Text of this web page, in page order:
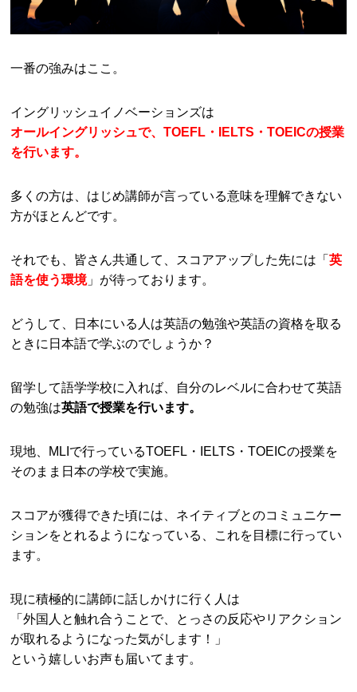
一番の強みはここ。
イングリッシュイノベーションズは
オールイングリッシュで、TOEFL・IELTS・TOEICの授業
を行います。
多くの方は、はじめ講師が言っている意味を理解できない
方がほとんどです。
それでも、皆さん共通して、スコアアップした先には「英
語を使う環境」が待っております。
どうして、日本にいる人は英語の勉強や英語の資格を取る
ときに日本語で学ぶのでしょうか？
留学して語学学校に入れば、自分のレベルに合わせて英語
の勉強は英語で授業を行います。
現地、MLIで行っているTOEFL・IELTS・TOEICの授業を
そのまま日本の学校で実施。
スコアが獲得できた頃には、ネイティブとのコミュニケー
ションをとれるようになっている、これを目標に行ってい
ます。
現に積極的に講師に話しかけに行く人は
「外国人と触れ合うことで、とっさの反応やリアクション
が取れるようになった気がします！」
という嬉しいお声も届いてます。